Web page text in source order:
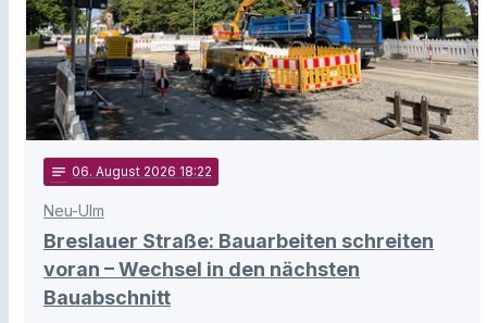
notes 06. August 2026 18:22
Neu-Ulm
Breslauer Straße: Bauarbeiten schreiten
voran – Wechsel in den nächsten
Bauabschnitt